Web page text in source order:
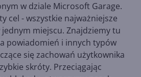
w dziale Microsoft Garage.
cel - wszystkie najważniejsze
miejscu. Znajdziemy tu
powiadomień i innych typów
się zachowań użytkownika
skróty. Przeciągając